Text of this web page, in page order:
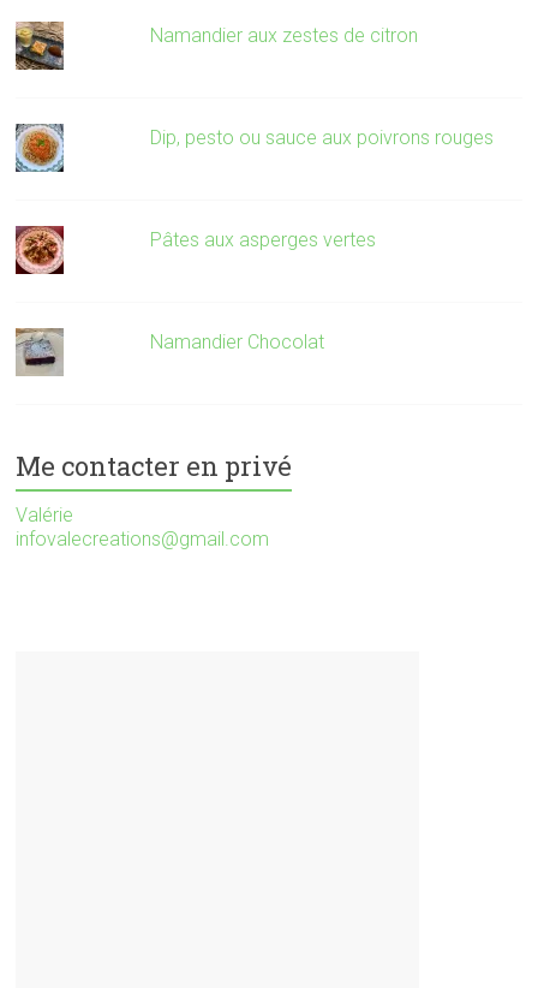
Namandier aux zestes de citron
Dip, pesto ou sauce aux poivrons rouges
Pâtes aux asperges vertes
Namandier Chocolat
Me contacter en privé
Valérie
infovalecreations@gmail.com